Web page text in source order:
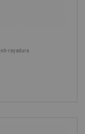
rayadura